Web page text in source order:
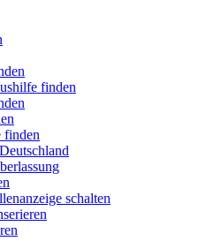
finden
finden
schalten